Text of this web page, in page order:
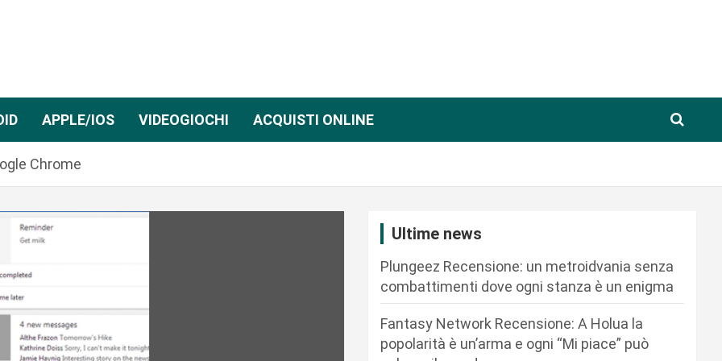
APPLE/IOS VIDEOGIOCHI ACQUISTI ONLINE
Chrome
Ultime news
Plungeez Recensione: un metroidvania senza
combattimenti dove ogni stanza è un enigma
Fantasy Network Recensione: A Holua la
popolarità è un’arma e ogni “Mi piace” può